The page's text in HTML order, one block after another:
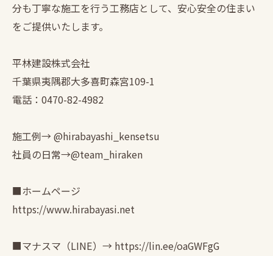
分も丁寧な施工を行う工務店として、安心安全の住まい
をご提供いたします。
平林建設株式会社
千葉県夷隅郡大多喜町森宮109-1
電話：0470-82-4982
施工例→ @hirabayashi_kensetsu
社員の日常→@team_hiraken
■ホームページ
https://www.hirabayasi.net
■マナスマ（LINE）→ https://lin.ee/oaGWFgG